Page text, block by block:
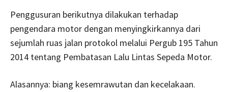
Penggusuran berikutnya dilakukan terhadap
pengendara motor dengan menyingkirkannya dari
sejumlah ruas jalan protokol melalui Pergub 195 Tahun
2014 tentang Pembatasan Lalu Lintas Sepeda Motor.
Alasannya: biang kesemrawutan dan kecelakaan.